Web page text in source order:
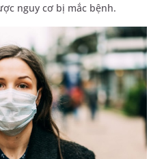
nguy cơ bị mắc bệnh.